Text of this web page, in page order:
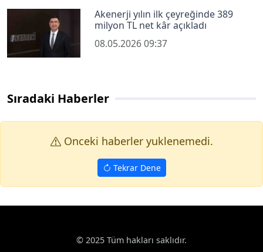
Akenerji yılın ilk çeyreğinde 389
milyon TL net kâr açıkladı
08.05.2026 09:37
Sıradaki Haberler
Onceki haberler yuklenemedi.
Tekrar Dene
© 2025 Tüm hakları saklıdır.